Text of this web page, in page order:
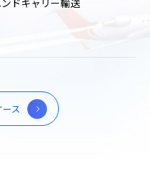
ドキャリー輸送
ス